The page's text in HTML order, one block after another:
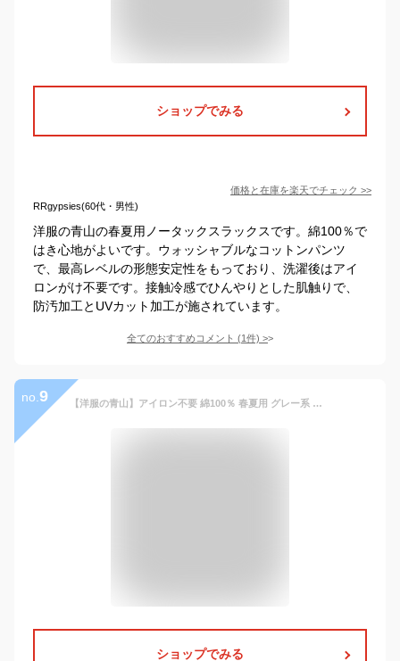
ショップでみる
価格と在庫を楽天でチェック >>
RRgypsies(60代・男性)
洋服の青山の春夏用ノータックスラックスです。綿100％で
はき心地がよいです。ウォッシャブルなコットンパンツ
で、最高レベルの形態安定性をもっており、洗濯後はアイ
ロンがけ不要です。接触冷感でひんやりとした肌触りで、
防汚加工とUVカット加工が施されています。
全てのおすすめコメント (1件) >
no. 9 【洋服の青山】アイロン不要 綿100％ 春夏用 グレー系 ウォッシャブル グレー系 スタンダードスラックス【ワンタック】【NON IRONMAX】 紳士服 ビジネス パンツ 無地 ビジカジ おしゃれ かっこいい チノパン コットンパンツ 洗える リモート テレワーク REGAL 034
ショップでみる